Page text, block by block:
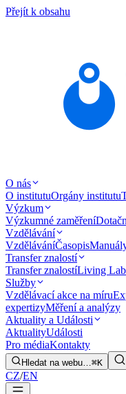
Přejít k obsahu
O nás
O institutuOrgány institutu
Výzkum
Výzkumné zaměření
Vzdělávání
VzděláváníČasopis
Transfer znalostí
Transfer znalostíLiving Lab
Služby
Vzdělávací akce na míru
expertizyMěření a analýzy
Aktuality a Události
AktualityUdálosti
Pro médiaKontakty
Hledat na webu…⌘K
CZ/EN